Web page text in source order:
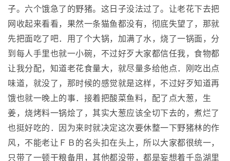
子。六个饿急了的野猪。这日子没法过了。让老花下去把
网收起来看看，果然一条猫鱼都没有，彻底失望了，那就
先把面吃了吧．用了个大锅，加满了水，烧了一锅面，分
到每人手里也就一小碗，不过好歹大家都信任我，食物都
让我分配，知道老花食量大，就尽量多给他点．刚吃出点
味道，就没了，那时候的感觉就是这样，不过好歹知道再
饿也就一晚上的事．接着把酸菜鱼料，配了点大葱，生
姜，烧烤料一锅烩了，其实大葱应该全切下去的，煮烂了
也挺好吃的．因为来时就决定这次要休整一下野猪林的作
风，不能老让ＦＢ的名头扣在头上，所以大家都很统一，
只带了一顿干粮备用，其他都没带，都是妄想着千岛湖里